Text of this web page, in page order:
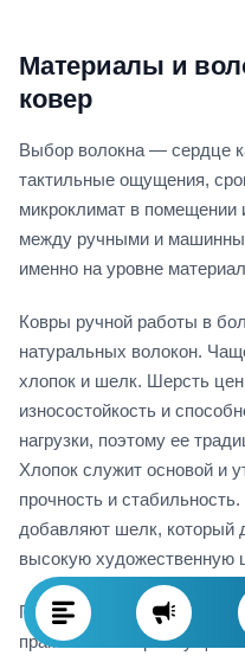
Материалы и
ковер
Выбор волокна — сердце
тактильные ощущения,
микроклимат в помещении
между ручными и
именно на уровне
Ковры ручной работы в
натуральных волокон.
хлопок и шелк. Шерсть
износостойкость и
нагрузки, поэтому ее
Хлопок служит основой и
прочность и
добавляют шелк, который
высокую художественную
Помимо прочности,
практические